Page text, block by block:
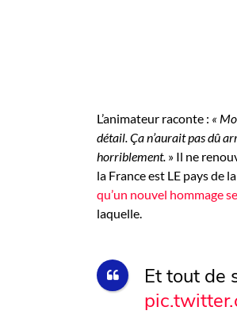
L’animateur raconte : «
détail. Ça n’aurait pas dû
horriblement. » Il ne
la France est LE pays de
qu’un nouvel hommage
laquelle.
Et tout de